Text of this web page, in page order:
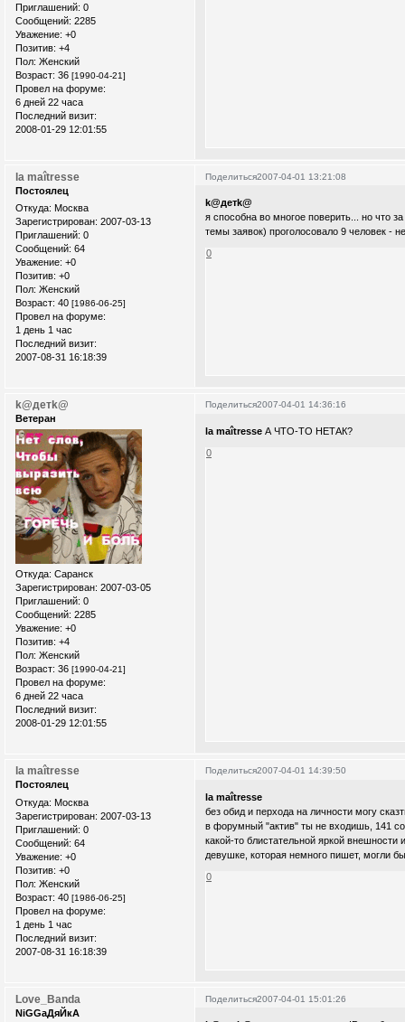
Приглашений: 0
Сообщений: 2285
Уважение: +0
Позитив: +4
Пол: Женский
Возраст: 36 [1990-04-21]
Провел на форуме:
6 дней 22 часа
Последний визит:
2008-01-29 12:01:55
Поделиться2007-04-01 13:21:08
la maîtresse
Постоялец
Откуда: Москва
Зарегистрирован: 2007-03-13
Приглашений: 0
Сообщений: 64
Уважение: +0
Позитив: +0
Пол: Женский
Возраст: 40 [1986-06-25]
Провел на форуме:
1 день 1 час
Последний визит:
2007-08-31 16:18:39
k@детk@
я способна во многое поверить... но что
темы заявок) проголосовало 9 человек -
0
Поделиться2007-04-01 14:36:16
k@детk@
Ветеран
Откуда: Саранск
Зарегистрирован: 2007-03-05
Приглашений: 0
Сообщений: 2285
Уважение: +0
Позитив: +4
Пол: Женский
Возраст: 36 [1990-04-21]
Провел на форуме:
6 дней 22 часа
Последний визит:
2008-01-29 12:01:55
la maîtresse А ЧТО-ТО НЕТАК?
0
Поделиться2007-04-01 14:39:50
la maîtresse
Постоялец
Откуда: Москва
Зарегистрирован: 2007-03-13
Приглашений: 0
Сообщений: 64
Уважение: +0
Позитив: +0
Пол: Женский
Возраст: 40 [1986-06-25]
Провел на форуме:
1 день 1 час
Последний визит:
2007-08-31 16:18:39
la maîtresse
без обид и перхода на личности могу
в форумный "актив" ты не входишь, 141
какой-то блистательной яркой
девушке, которая немного пишет, могли
0
Поделиться2007-04-01 15:01:26
Love_Banda
NiGGaДяЙкА